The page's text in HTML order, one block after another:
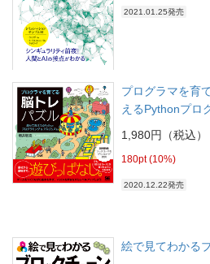
2021.01.25発売
プログラマを育
えるPythonプロ
1,980円（税込）
180pt (10%)
2020.12.22発売
絵で見てわかる